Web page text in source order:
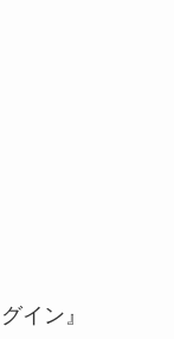
イン』